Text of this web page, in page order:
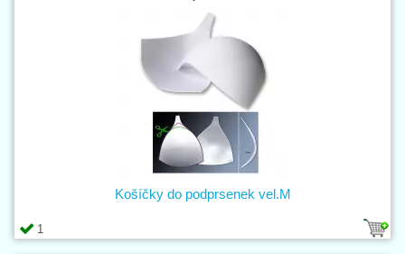
1
Košíčky do podprsenek vel.M